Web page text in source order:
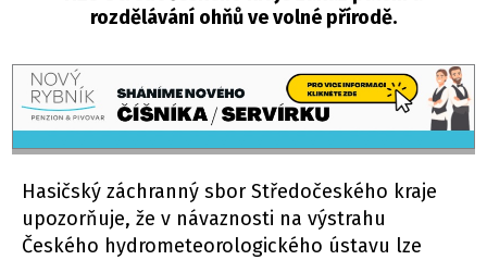
rozdělávání ohňů ve volné přírodě.
Hasičský záchranný sbor Středočeského kraje
upozorňuje, že v návaznosti na výstrahu
Českého hydrometeorologického ústavu lze